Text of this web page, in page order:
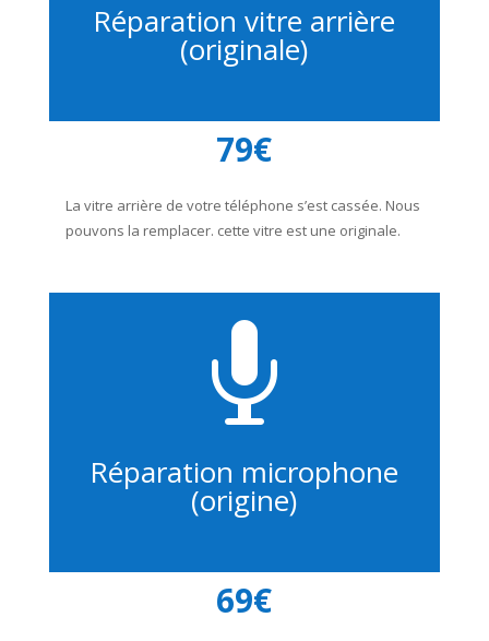
Réparation vitre arrière
(originale)
79€
La vitre arrière de votre téléphone s’est cassée. Nous
pouvons la remplacer. cette vitre est une originale.

Réparation microphone
(origine)
69€